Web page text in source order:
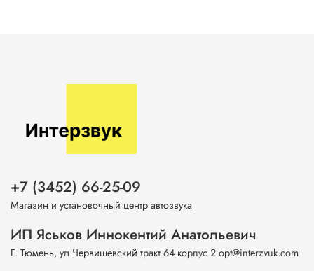
+7 (3452) 66-25-09
Магазин и установочный центр автозвука
ИП Яськов Иннокентий Анатольевич
Г. Тюмень, ул.Червишевский тракт 64 корпус 2 opt@interzvuk.com